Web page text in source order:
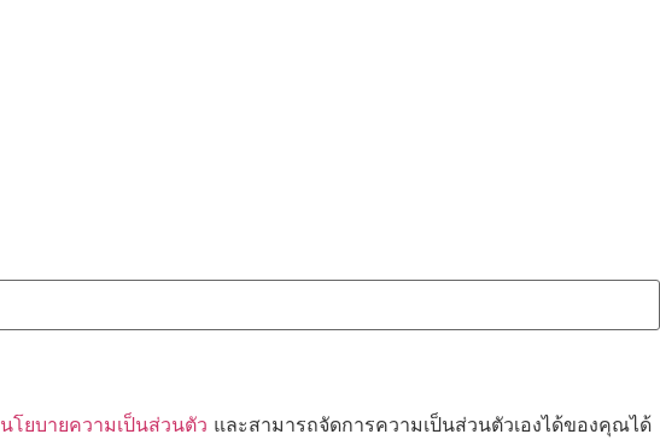
นโยบายความเป็นส่วนตัว และสามารถจัดการความเป็นส่วนตัวเองได้ของคุณได้